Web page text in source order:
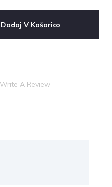
Dodaj V Košarico
Write A Review